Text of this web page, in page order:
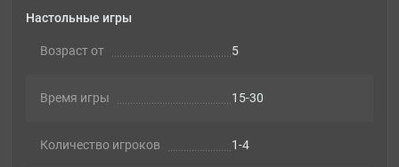
Настольные игры
Возраст от 5
Время игры 15-30
Количество игроков 1-4